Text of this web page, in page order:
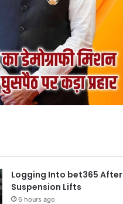
Logging Into bet365 After
Suspension Lifts
6 hours ago